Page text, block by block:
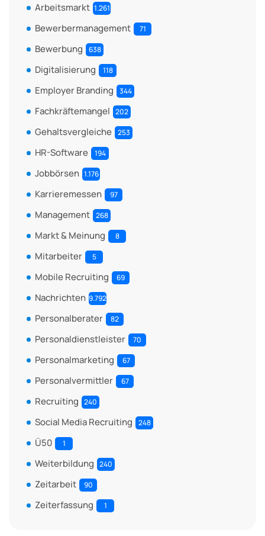
Arbeitsmarkt 1.261
Bewerbermanagement 71
Bewerbung 638
Digitalisierung 118
Employer Branding 344
Fachkräftemangel 202
Gehaltsvergleiche 253
HR-Software 194
Jobbörsen 1.176
Karrieremessen 97
Management 268
Markt & Meinung 8
Mitarbeiter 5
Mobile Recruiting 69
Nachrichten 9.792
Personalberater 82
Personaldienstleister 70
Personalmarketing 67
Personalvermittler 67
Recruiting 240
Social Media Recruiting 248
Ü50 1
Weiterbildung 240
Zeitarbeit 90
Zeiterfassung 1